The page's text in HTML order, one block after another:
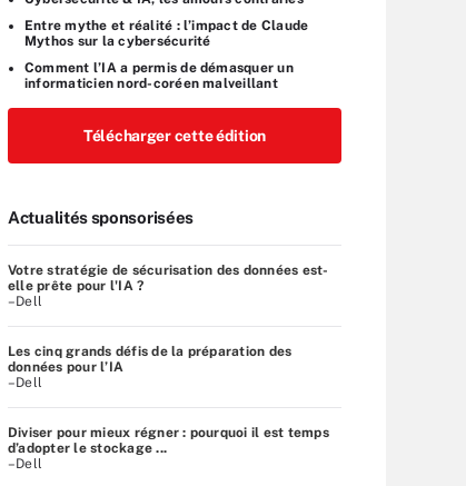
Entre mythe et réalité : l’impact de Claude
Mythos sur la cybersécurité
Comment l’IA a permis de démasquer un
informaticien nord-coréen malveillant
Télécharger cette édition
Actualités sponsorisées
Votre stratégie de sécurisation des données est-
elle prête pour l'IA ?
–Dell
Les cinq grands défis de la préparation des
données pour l’IA
–Dell
Diviser pour mieux régner : pourquoi il est temps
d’adopter le stockage ...
–Dell